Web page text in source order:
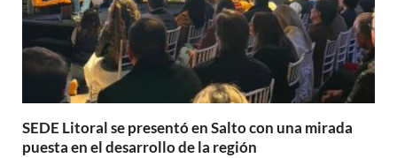
SEDE Litoral se presentó en Salto con una mirada
puesta en el desarrollo de la región